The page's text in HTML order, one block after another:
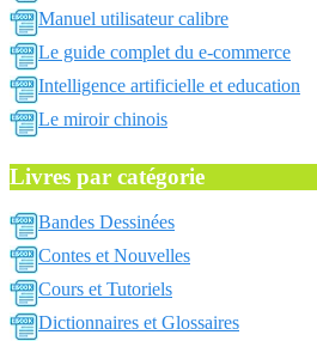
Manuel utilisateur calibre
Le guide complet du e-commerce
Intelligence artificielle et education
Le miroir chinois
Livres par catégorie
Bandes Dessinées
Contes et Nouvelles
Cours et Tutoriels
Dictionnaires et Glossaires